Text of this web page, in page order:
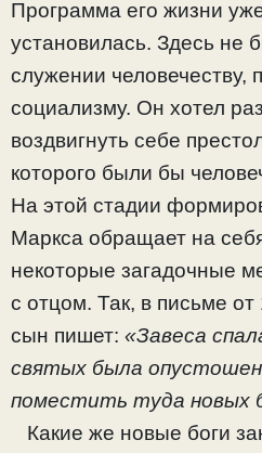
Программа его жизни
установилась. Здесь не
служении человечеству,
социализму. Он хотел
воздвигнуть себе
которого были бы
На этой стадии
Маркса обращает на
некоторые загадочные
с отцом. Так, в письме
сын пишет: «Завеса
святых была
поместить туда новых
Какие же новые боги